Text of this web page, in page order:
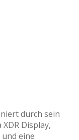
durch sein
Display,
eine